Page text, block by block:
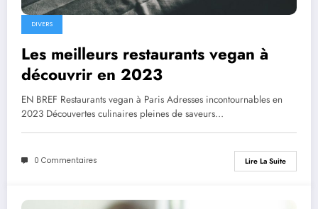
DIVERS
Les meilleurs restaurants vegan à
découvrir en 2023
EN BREF Restaurants vegan à Paris Adresses incontournables en
2023 Découvertes culinaires pleines de saveurs…
0 Commentaires Lire La Suite